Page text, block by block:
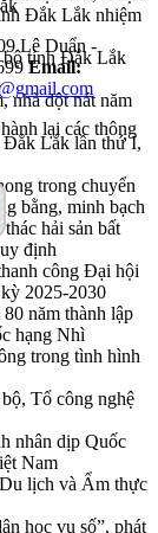
Đắk Lắk nhiệm
bộ tỉnh Đắk Lắk
nhà dột nát năm
Lắk lần thứ I,
trong chuyển
bằng, minh bạch
hải sản bất
định
công Đại hội
2025-2030
năm thành lập
hạng Nhì
trong tình hình
Tổ công nghệ
nhân dịp Quốc
Nam
lịch và Ẩm thực
học vụ số”, phát
Lê Duẩn -
Email:
lại các thông